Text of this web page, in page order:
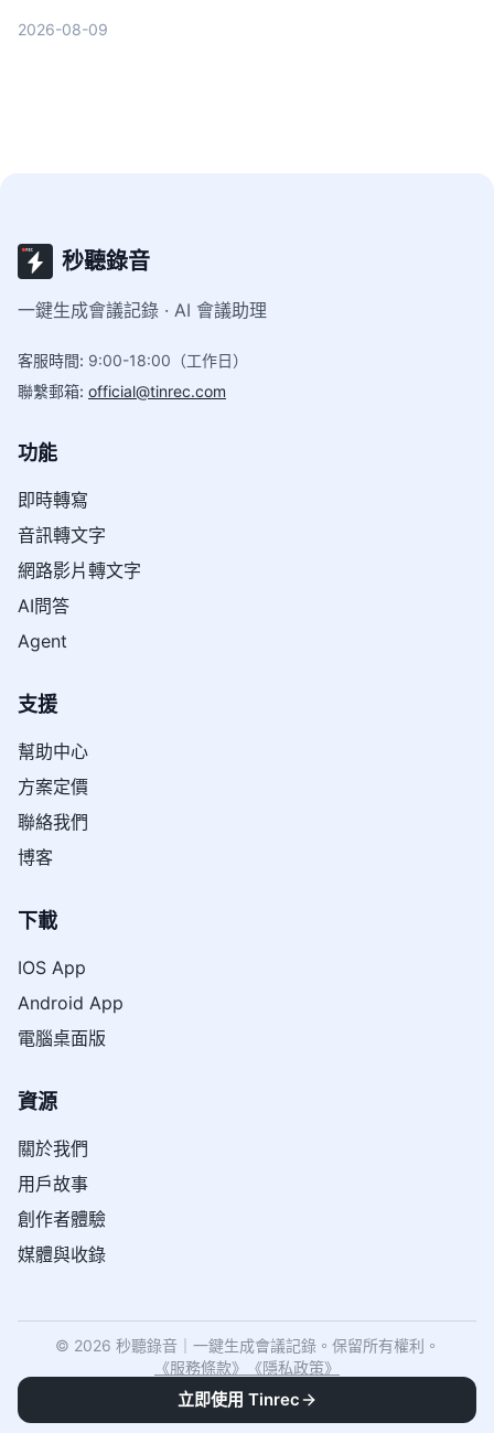
2026-08-09
秒聽錄音
一鍵生成會議記錄 · AI 會議助理
客服時間: 9:00-18:00（工作日）
聯繫郵箱: official@tinrec.com
功能
即時轉寫
音訊轉文字
網路影片轉文字
AI問答
Agent
支援
幫助中心
方案定價
聯絡我們
博客
下載
IOS App
Android App
電腦桌面版
資源
關於我們
用戶故事
創作者體驗
媒體與收錄
© 2026 秒聽錄音｜一鍵生成會議記錄。保留所有權利。
《服務條款》 《隱私政策》
立即使用 Tinrec